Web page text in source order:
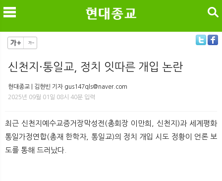
검색
신천지·통일교, 정치 잇따른 개입 논란
현대종교 | 김현빈 기자 gus147qls@naver.com
2025년 09월 01일 08시 40분 입력
최근 신천지예수교증거장막성전(총회장 이만희, 신천지)과 세계평화
통일가정연합(총재 한학자, 통일교)의 정치 개입 시도 정황이 언론 보
도를 통해 드러났다.